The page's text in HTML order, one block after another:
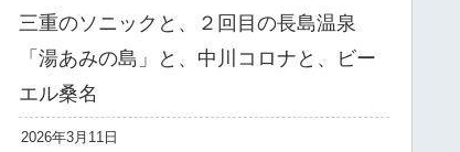
三重のソニックと、２回目の長島温泉
「湯あみの島」と、中川コロナと、ビー
エル桑名
2026年3月11日